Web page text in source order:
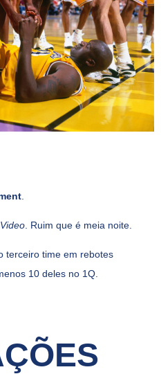
. Ruim que é meia noite.
terceiro time em rebotes
10 deles no 1Q.